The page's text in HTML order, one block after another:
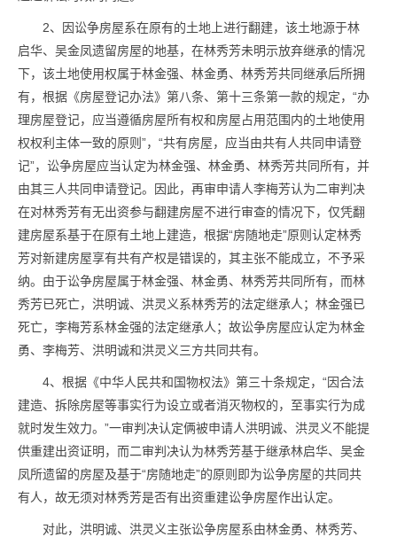
2、因讼争房屋系在原有的土地上进行翻建，该土地源于林
启华、吴金凤遗留房屋的地基，在林秀芳未明示放弃继承的情况
下，该土地使用权属于林金强、林金勇、林秀芳共同继承后所拥
有，根据《房屋登记办法》第八条、第十三条第一款的规定，“办
理房屋登记，应当遵循房屋所有权和房屋占用范围内的土地使用
权权利主体一致的原则”，“共有房屋，应当由共有人共同申请登
记”，讼争房屋应当认定为林金强、林金勇、林秀芳共同所有，并
由其三人共同申请登记。因此，再审申请人李梅芳认为二审判决
在对林秀芳有无出资参与翻建房屋不进行审查的情况下，仅凭翻
建房屋系基于在原有土地上建造，根据“房随地走”原则认定林秀
芳对新建房屋享有共有产权是错误的，其主张不能成立，不予采
纳。由于讼争房屋属于林金强、林金勇、林秀芳共同所有，而林
秀芳已死亡，洪明诚、洪灵义系林秀芳的法定继承人；林金强已
死亡，李梅芳系林金强的法定继承人；故讼争房屋应认定为林金
勇、李梅芳、洪明诚和洪灵义三方共同共有。
4、根据《中华人民共和国物权法》第三十条规定，“因合法
建造、拆除房屋等事实行为设立或者消灭物权的，至事实行为成
就时发生效力。”一审判决认定俩被申请人洪明诚、洪灵义不能提
供重建出资证明，而二审判决认为林秀芳基于继承林启华、吴金
凤所遗留的房屋及基于“房随地走”的原则即为讼争房屋的共同共
有人，故无须对林秀芳是否有出资重建讼争房屋作出认定。
对此，洪明诚、洪灵义主张讼争房屋系由林金勇、林秀芳、